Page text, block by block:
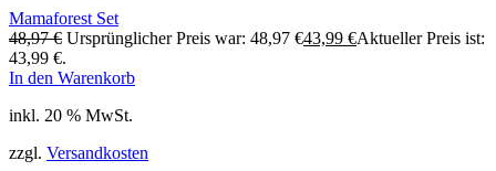
Mamaforest Set
48,97€ Ursprünglicher Preis war: 48,97 €43,99 €Aktueller Preis ist:
43,99 €.
In den Warenkorb
inkl. 20 % MwSt.
zzgl. Versandkosten